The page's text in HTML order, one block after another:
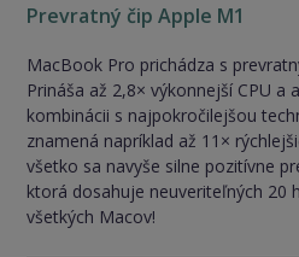
Prevratný čip Apple M1
MacBook Pro prichádza s
Prináša až 2,8× výkonnejší CPU a
kombinácii s najpokročilejšou
znamená napríklad až 11×
všetko sa navyše silne pozitívne
ktorá dosahuje neuveriteľných 20
všetkých Macov!